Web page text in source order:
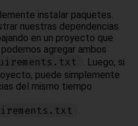
instalar paquetes.
nuestras dependencias.
en un proyecto que
agregar ambos
. Luego, si
puede simplemente
del mismo tiempo
.